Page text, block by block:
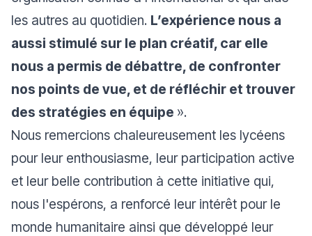
les autres au quotidien. L’expérience nous a
aussi stimulé sur le plan créatif, car elle
nous a permis de débattre, de confronter
nos points de vue, et de réfléchir et trouver
des stratégies en équipe ».
Nous remercions chaleureusement les lycéens
pour leur enthousiasme, leur participation active
et leur belle contribution à cette initiative qui,
nous l'espérons, a renforcé leur intérêt pour le
monde humanitaire ainsi que développé leur